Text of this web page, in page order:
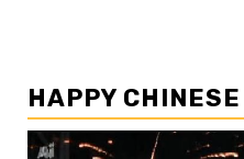
HAPPY
Pemutar